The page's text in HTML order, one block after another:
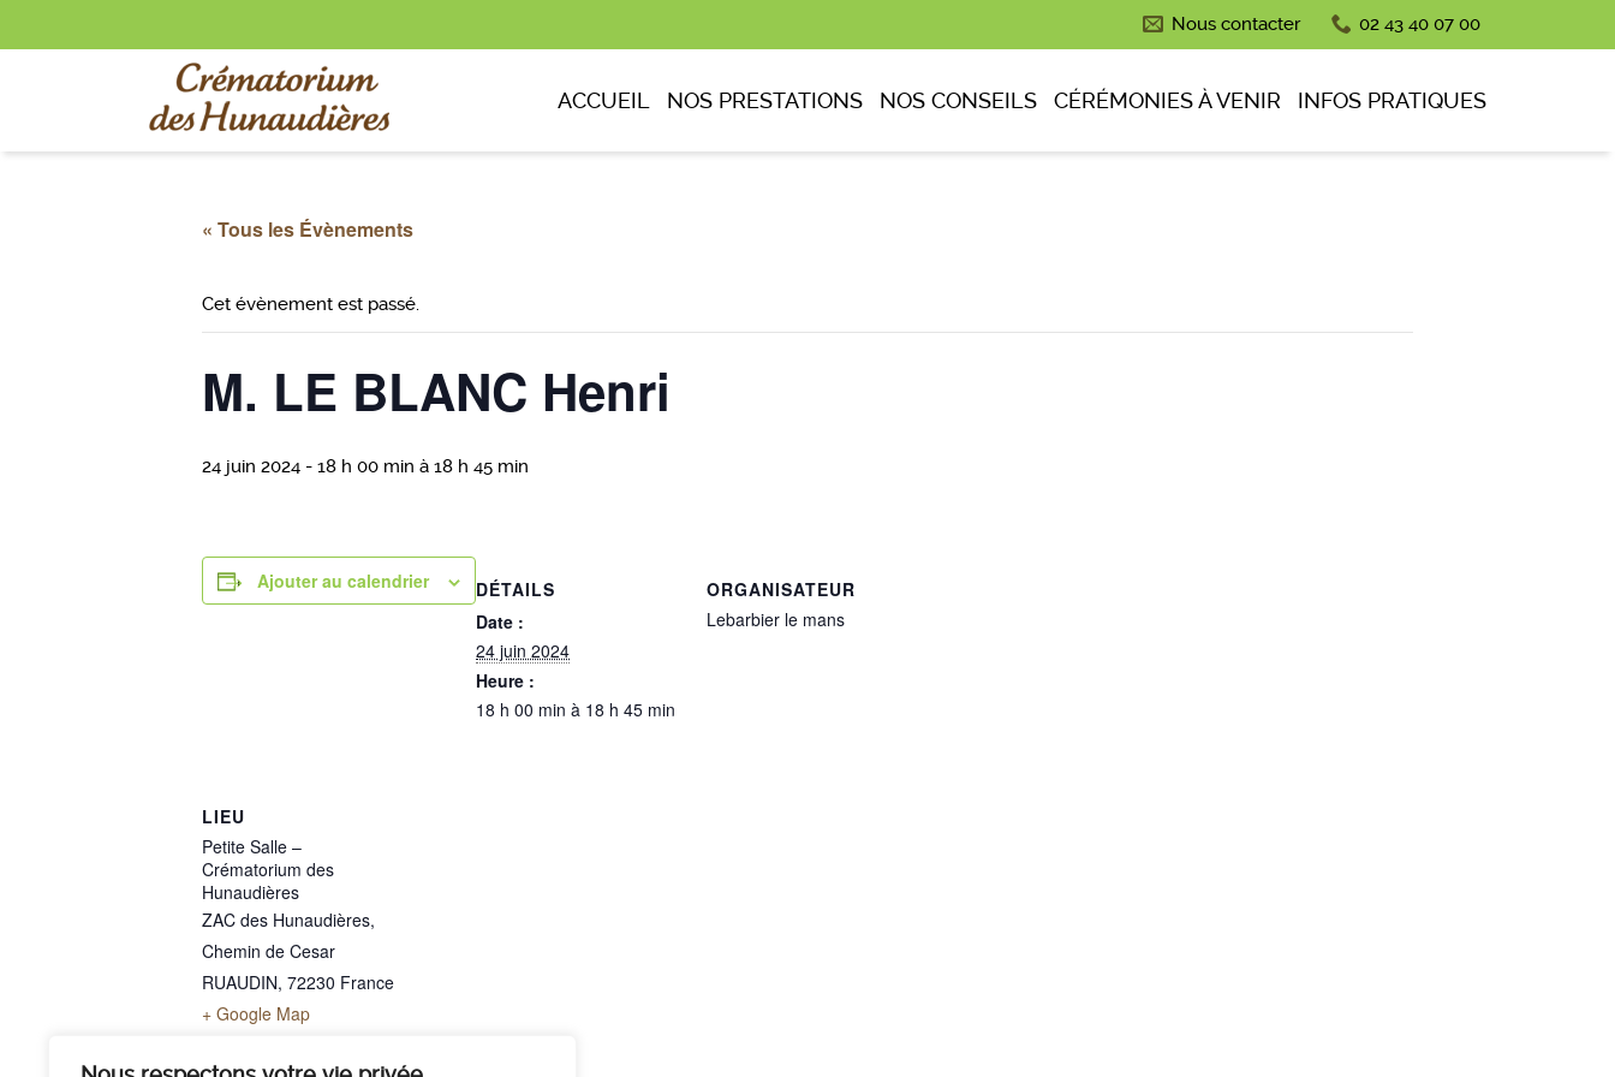
Nous contacter 02 43 40 07 00
ACCUEIL NOS PRESTATIONS NOS CONSEILS CÉRÉMONIES À VENIR INFOS PRATIQUES
« Tous les Évènements
Cet évènement est passé.
M. LE BLANC Henri
24 juin 2024 - 18 h 00 min à 18 h 45 min
Ajouter au calendrier
DÉTAILS
Date :
24 juin 2024
Heure :
18 h 00 min à 18 h 45 min
ORGANISATEUR
Lebarbier le mans
LIEU
Petite Salle –
Crématorium des
Hunaudières
ZAC des Hunaudières,
Chemin de Cesar
RUAUDIN, 72230 France
+ Google Map
02 43 40 07 00